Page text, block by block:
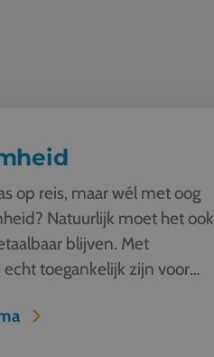
op reis, maar wél met oog
Natuurlijk moet het ook
blijven. Met
toegankelijk zijn voor